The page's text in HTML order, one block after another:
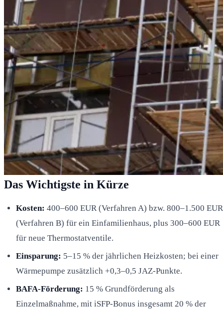
Das Wichtigste in Kürze
Kosten: 400–600 EUR (Verfahren A) bzw. 800–1.500 EUR
(Verfahren B) für ein Einfamilienhaus, plus 300–600 EUR
für neue Thermostatventile.
Einsparung: 5–15 % der jährlichen Heizkosten; bei einer
Wärmepumpe zusätzlich +0,3–0,5 JAZ-Punkte.
BAFA-Förderung: 15 % Grundförderung als
Einzelmaßnahme, mit iSFP-Bonus insgesamt 20 % der